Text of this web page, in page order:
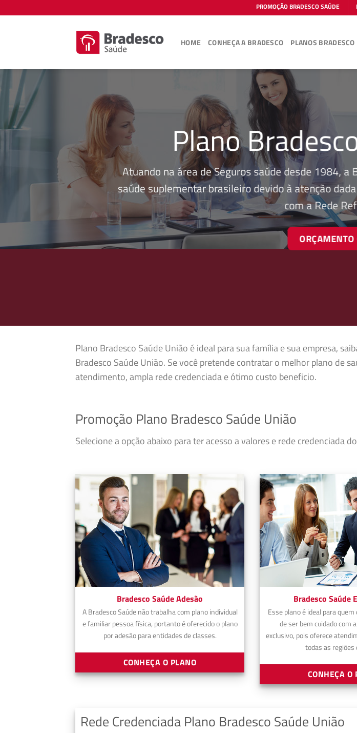
to
PROMOÇÃO BRADESCO SAÚDE
HOME CONHEÇA A BRADESCO PLANOS BRADESCO
Plano
Atuando na área de Seguros saúde desde 1984,
saúde suplementar brasileiro devido à atenção
com a Rede
Plano Bradesco Saúde União é ideal para sua família e sua empresa,
Bradesco Saúde União. Se você pretende contratar o melhor plano de
atendimento, ampla rede credenciada e ótimo custo beneficio.
Promoção Plano Bradesco Saúde União
Selecione a opção abaixo para ter acesso a valores e rede credenciada
Bradesco Saúde Adesão
A Bradesco Saúde não trabalha com plano individual
e familiar pessoa física, portanto é oferecido o plano
por adesão para entidades de classes.
CONHEÇA O PLANO
Bradesco Saúde
Esse plano é ideal para
de ser bem cuidado com
exclusivo, pois oferece
todas as regiões
CONHEÇA O
Rede Credenciada Plano Bradesco Saúde União